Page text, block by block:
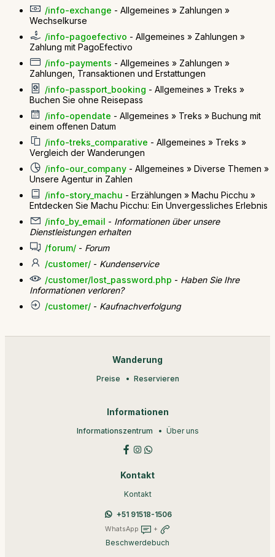
/info-exchange - Allgemeines » Zahlungen »
Wechselkurse
/info-pagoefectivo - Allgemeines » Zahlungen »
Zahlung mit PagoEfectivo
/info-payments - Allgemeines » Zahlungen »
Zahlungen, Transaktionen und Erstattungen
/info-passport_booking - Allgemeines » Treks »
Buchen Sie ohne Reisepass
/info-opendate - Allgemeines » Treks » Buchung mit
einem offenen Datum
/info-treks_comparative - Allgemeines » Treks »
Vergleich der Wanderungen
/info-our_company - Allgemeines » Diverse Themen »
Unsere Agentur in Zahlen
/info-story_machu - Erzählungen » Machu Picchu »
Entdecken Sie Machu Picchu: Ein Unvergessliches Erlebnis
/info_by_email - Informationen über unsere
Dienstleistungen erhalten
/forum/ - Forum
/customer/ - Kundenservice
/customer/lost_password.php - Haben Sie Ihre
Informationen verloren?
/customer/ - Kaufnachverfolgung
Wanderung
Preise Reservieren
Informationen
Informationszentrum Über uns
Kontakt
Kontakt
+51 91518-1506
WhatsApp +
Beschwerdebuch